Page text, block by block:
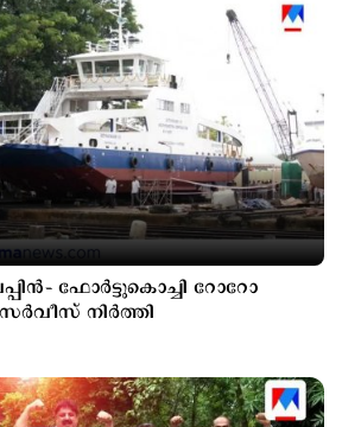
ഫോർട്ടുകൊച്ചി റോറോ
നിർത്തി